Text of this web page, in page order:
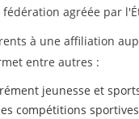
agréée par
à une affiliation
entre autres :
jeunesse et
compétitions